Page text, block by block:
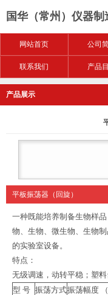
国华（常州）仪器制
网站首页 公司
联系我们 产品
产品展示
平板振荡器（回旋）
一种既能培养制备生物样
物、生物、微生物、生物
的实验室设备。
特点：
无级调速，动转平稳；塑料
型 号 振荡方式振荡幅度 （